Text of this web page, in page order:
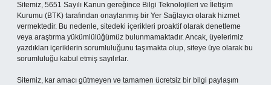
Sitemiz, 5651 Sayılı Kanun gereğince Bilgi Teknolojileri ve İletişim
Kurumu (BTK) tarafından onaylanmış bir Yer Sağlayıcı olarak hizmet
vermektedir. Bu nedenle, sitedeki içerikleri proaktif olarak denetleme
veya araştırma yükümlülüğümüz bulunmamaktadır. Ancak, üyelerimiz
yazdıkları içeriklerin sorumluluğunu taşımakta olup, siteye üye olarak bu
sorumluluğu kabul etmiş sayılırlar.
Sitemiz, kar amacı gütmeyen ve tamamen ücretsiz bir bilgi paylaşım